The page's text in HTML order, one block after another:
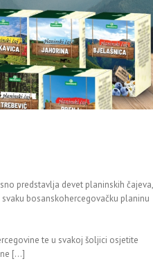
predstavlja devet planinskih čajeva,
bosanskohercegovačku planinu
te u svakoj šoljici osjetite
[…]